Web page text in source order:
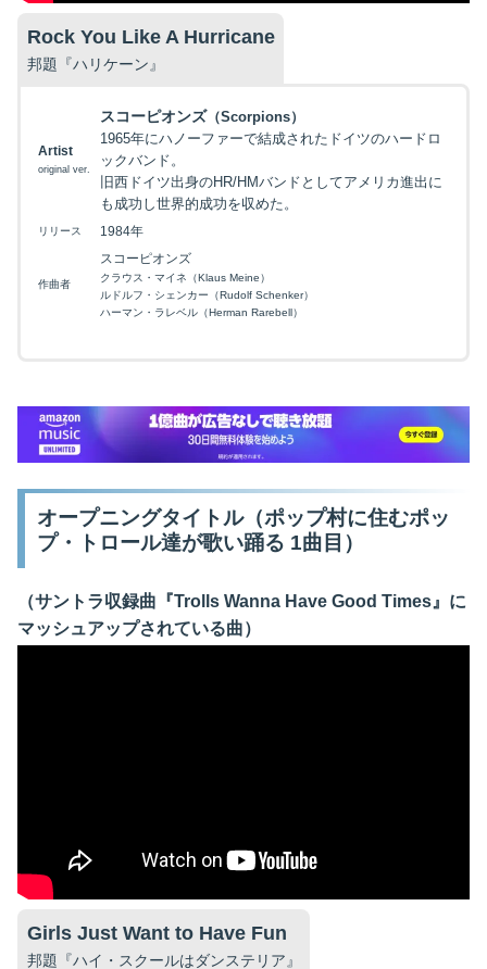
Rock You Like A Hurricane
邦題『ハリケーン』
Artist
original ver.
スコーピオンズ（Scorpions）
1965年にハノーファーで結成されたドイツのハードロ
ックバンド。
旧西ドイツ出身のHR/HMバンドとしてアメリカ進出に
も成功し世界的成功を収めた。
リリース 1984年
作曲者
スコーピオンズ
クラウス・マイネ（Klaus Meine）
ルドルフ・シェンカー（Rudolf Schenker）
ハーマン・ラレベル（Herman Rarebell）
オープニングタイトル（ポップ村に住むポッ
プ・トロール達が歌い踊る 1曲目）
（サントラ収録曲『Trolls Wanna Have Good Times』に
マッシュアップされている曲）
Girls Just Want to Have Fun
邦題『ハイ・スクールはダンステリア』